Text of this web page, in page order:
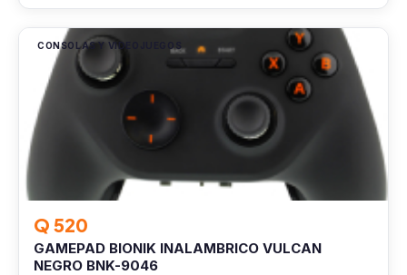
CONSOLAS Y VIDEOJUEGOS
Q 520
GAMEPAD BIONIK INALAMBRICO VULCAN
NEGRO BNK-9046